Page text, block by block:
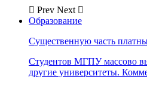
Prev Next
Образование
Существенную часть
Студентов МГПУ массово
другие университеты.